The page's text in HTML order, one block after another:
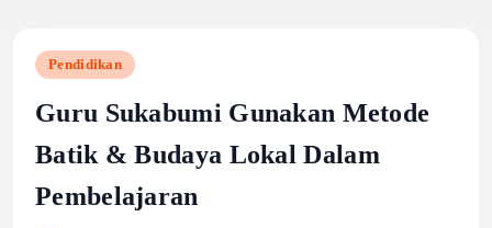
Pendidikan
Guru Sukabumi Gunakan Metode
Batik & Budaya Lokal Dalam
Pembelajaran